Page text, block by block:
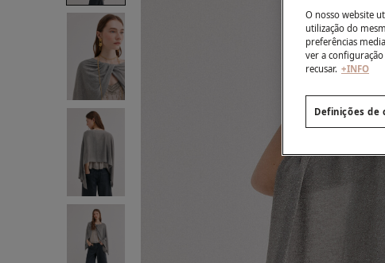
O nosso website
utilização do
preferências
ver a
recusar. +INFO
Definições de